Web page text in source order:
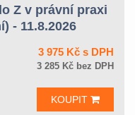
Z v právní praxi
- 11.8.2026
3 975 Kč s DPH
3 285 Kč bez DPH
KOUPIT